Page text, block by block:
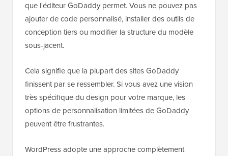
que l'éditeur GoDaddy permet. Vous ne pouvez pas
ajouter de code personnalisé, installer des outils de
conception tiers ou modifier la structure du modèle
sous-jacent.
Cela signifie que la plupart des sites GoDaddy
finissent par se ressembler. Si vous avez une vision
très spécifique du design pour votre marque, les
options de personnalisation limitées de GoDaddy
peuvent être frustrantes.
WordPress adopte une approche complètement